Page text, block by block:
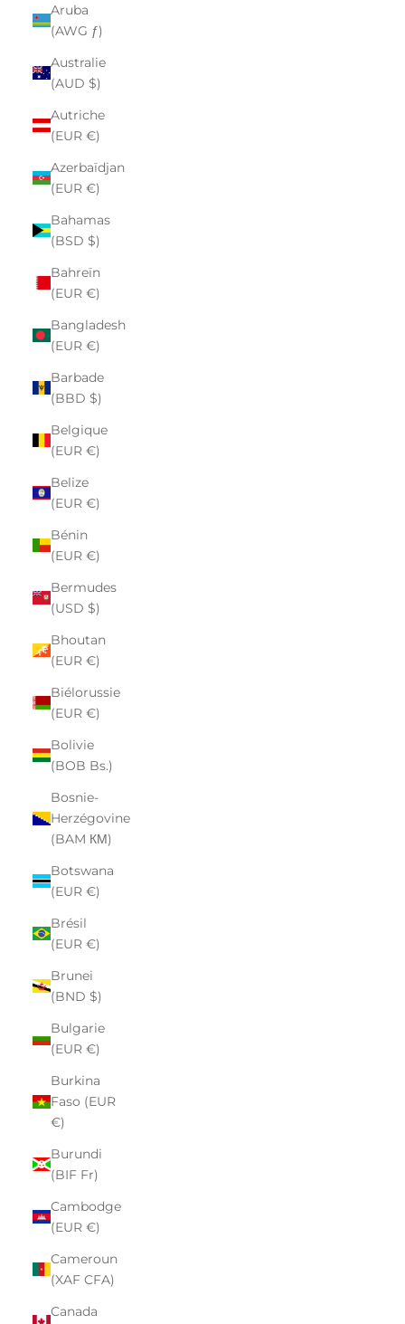
Aruba
(AWG ƒ)
Australie
(AUD $)
Autriche
(EUR €)
Azerbaïdjan
(EUR €)
Bahamas
(BSD $)
Bahreïn
(EUR €)
Bangladesh
(EUR €)
Barbade
(BBD $)
Belgique
(EUR €)
Belize
(EUR €)
Bénin
(EUR €)
Bermudes
(USD $)
Bhoutan
(EUR €)
Biélorussie
(EUR €)
Bolivie
(BOB Bs.)
Bosnie-
Herzégovine
(BAM КМ)
Botswana
(EUR €)
Brésil
(EUR €)
Brunei
(BND $)
Bulgarie
(EUR €)
Burkina
Faso (EUR
€)
Burundi
(BIF Fr)
Cambodge
(EUR €)
Cameroun
(XAF CFA)
Canada